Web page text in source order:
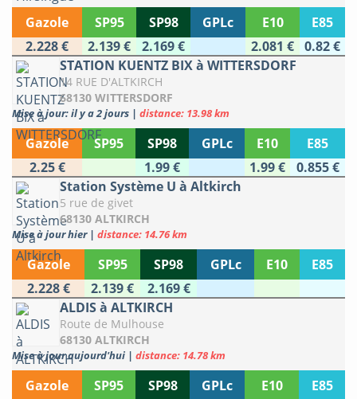
Gazole SP95 SP98 GPLc E10
E85
2.228 €
2.139 € 2.169 € 2.081 € 0.82 €
STATION KUENTZ BIX à WITTERSDORF
14 RUE D'ALTKIRCH
68130 WITTERSDORF
Mise à jour: il y a 2 jours | distance: 13.98 km
Gazole SP95 SP98 GPLc E10
E85
2.25 €
1.99 € 1.99 €
0.855 €
Station Système U à Altkirch
5 rue de givet
68130 ALTKIRCH
Mise à jour hier | distance: 14.76 km
Gazole SP95 SP98 GPLc E10
E85
2.228 €
2.139 €
2.169 €
ALDIS à ALTKIRCH
Route de Mulhouse
68130 ALTKIRCH
Mise à jour aujourd'hui | distance: 14.78 km
Gazole SP95 SP98 GPLc E10
E85